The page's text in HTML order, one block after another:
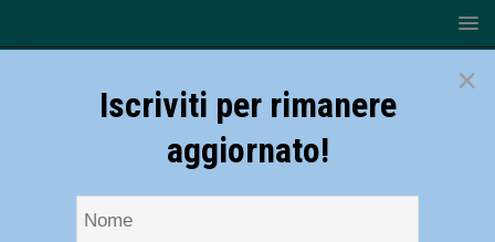
×
Iscriviti per rimanere
aggiornato!